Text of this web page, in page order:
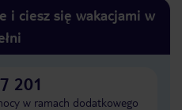
i ciesz się wakacjami w
201
w ramach dodatkowego